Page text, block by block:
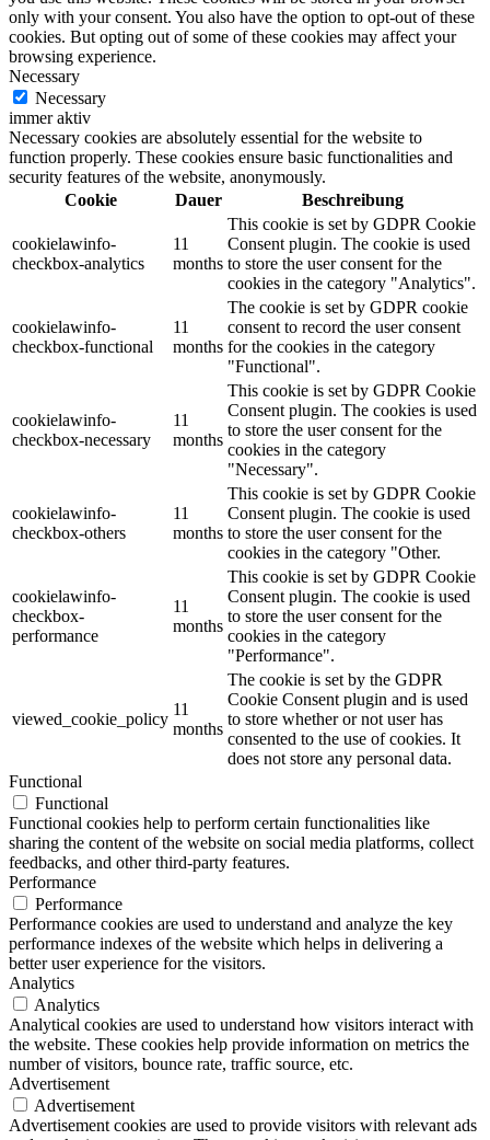
only with your consent. You also have the option to opt-out of these
cookies. But opting out of some of these cookies may affect your
browsing experience.
Necessary
Necessary
immer aktiv
Necessary cookies are absolutely essential for the website to
function properly. These cookies ensure basic functionalities and
security features of the website, anonymously.
Cookie
Dauer Beschreibung
cookielawinfo-
checkbox-analytics
11
months
This cookie is set by GDPR Cookie
Consent plugin. The cookie is used
to store the user consent for the
cookies in the category "Analytics".
cookielawinfo-
checkbox-functional
11
months
The cookie is set by GDPR cookie
consent to record the user consent
for the cookies in the category
"Functional".
cookielawinfo-
checkbox-necessary
11
months
This cookie is set by GDPR Cookie
Consent plugin. The cookies is used
to store the user consent for the
cookies in the category
"Necessary".
cookielawinfo-
checkbox-others
11
months
This cookie is set by GDPR Cookie
Consent plugin. The cookie is used
to store the user consent for the
cookies in the category "Other.
cookielawinfo-
checkbox-
performance
11
months
This cookie is set by GDPR Cookie
Consent plugin. The cookie is used
to store the user consent for the
cookies in the category
"Performance".
viewed_cookie_policy
11
months
The cookie is set by the GDPR
Cookie Consent plugin and is used
to store whether or not user has
consented to the use of cookies. It
does not store any personal data.
Functional
Functional
Functional cookies help to perform certain functionalities like
sharing the content of the website on social media platforms, collect
feedbacks, and other third-party features.
Performance
Performance
Performance cookies are used to understand and analyze the key
performance indexes of the website which helps in delivering a
better user experience for the visitors.
Analytics
Analytics
Analytical cookies are used to understand how visitors interact with
the website. These cookies help provide information on metrics the
number of visitors, bounce rate, traffic source, etc.
Advertisement
Advertisement
Advertisement cookies are used to provide visitors with relevant ads